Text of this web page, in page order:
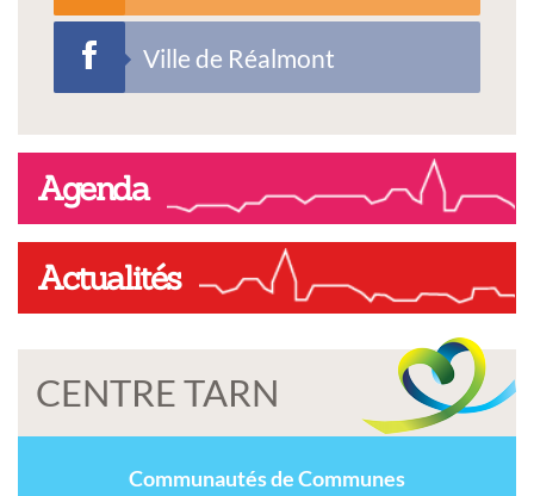
Ville de Réalmont
Agenda
Actualités
CENTRE TARN
Communautés de Communes